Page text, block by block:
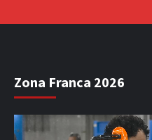
Zona Franca 2026
Reproductor